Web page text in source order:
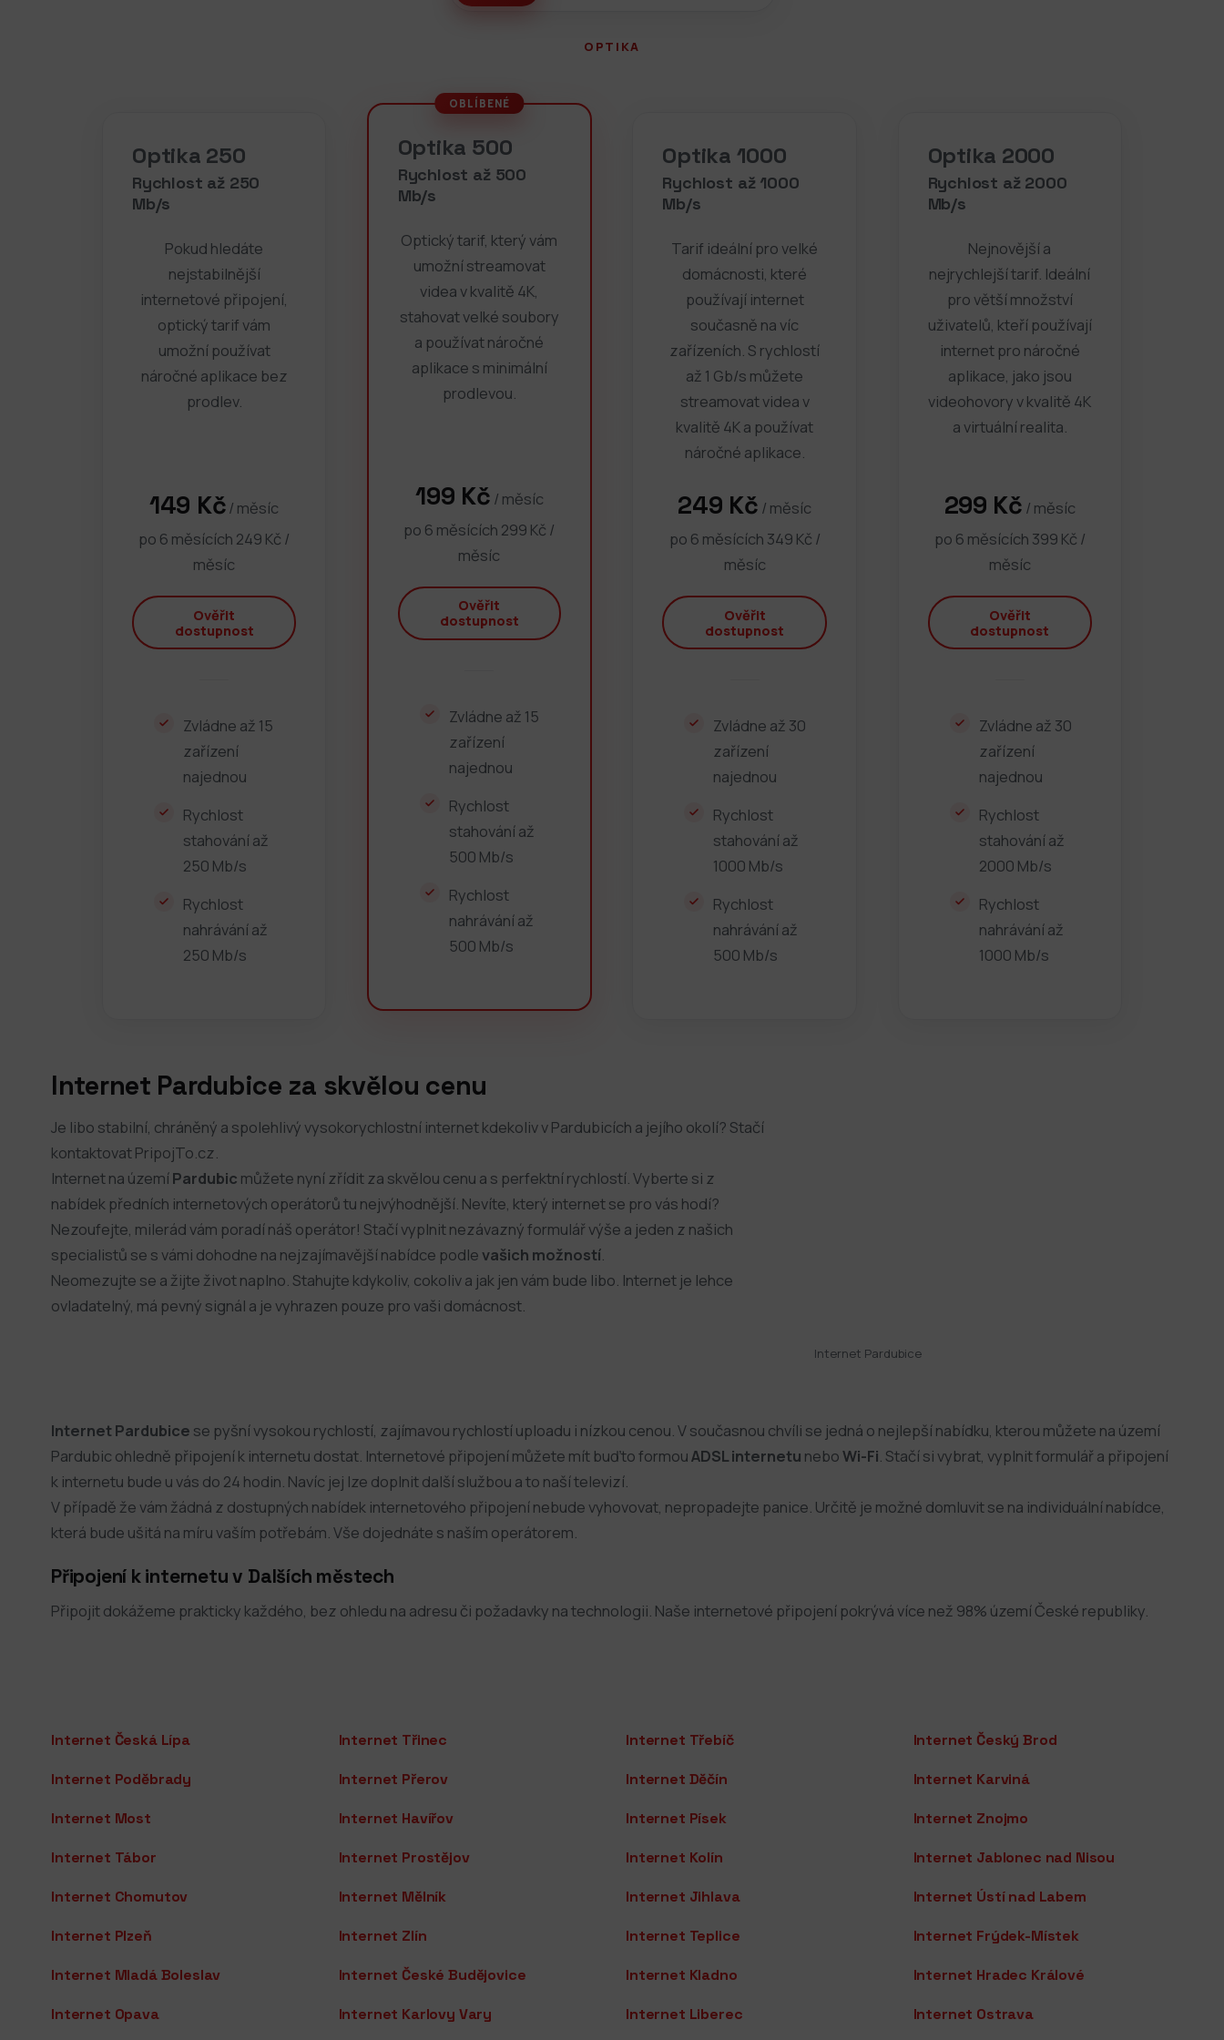
OPTIKA
Optika 250
Rychlost až 250
Mb/s
Pokud hledáte
nejstabilnější
internetové připojení,
optický tarif vám
umožní používat
náročné aplikace bez
prodlev.
149 Kč/ měsíc
po 6 měsících 249 Kč /
měsíc
Ověřit
dostupnost
Zvládne až 15
zařízení
najednou
Rychlost
stahování až
250 Mb/s
Rychlost
nahrávání až
250 Mb/s
Optika 500
Rychlost až 500
Mb/s
Optický tarif, který vám
umožní streamovat
videa v kvalitě 4K,
stahovat velké soubory
a používat náročné
aplikace s minimální
prodlevou.
199 Kč / měsíc
po 6 měsících 299 Kč /
měsíc
Ověřit
dostupnost
Zvládne až 15
zařízení
najednou
Rychlost
stahování až
500 Mb/s
Rychlost
nahrávání až
500 Mb/s
Optika 1000
Rychlost až 1000
Mb/s
Tarif ideální pro velké
domácnosti, které
používají internet
současně na víc
zařízeních. S rychlostí
až 1 Gb/s můžete
streamovat videa v
kvalitě 4K a používat
náročné aplikace.
249 Kč / měsíc
po 6 měsících 349 Kč /
měsíc
Ověřit
dostupnost
Zvládne až 30
zařízení
najednou
Rychlost
stahování až
1000 Mb/s
Rychlost
nahrávání až
500 Mb/s
Optika 2000
Rychlost až 2000
Mb/s
Nejnovější a
nejrychlejší tarif. Ideální
pro větší množství
uživatelů, kteří používají
internet pro náročné
aplikace, jako jsou
videohovory v kvalitě 4K
a virtuální realita.
299 Kč / měsíc
po 6 měsících 399 Kč /
měsíc
Ověřit
dostupnost
Zvládne až 30
zařízení
najednou
Rychlost
stahování až
2000 Mb/s
Rychlost
nahrávání až
1000 Mb/s
Internet Pardubice za skvělou cenu
Je libo stabilní, chráněný a spolehlivý vysokorychlostní internet kdekoliv v Pardubicích a jejího okolí? Stačí
kontaktovat PripojTo.cz.
Internet na územíPardubic můžete nyní zřídit za skvělou cenu a s perfektní rychlostí. Vyberte si z
nabídek předních internetových operátorů tu nejvýhodnější. Nevíte, který internet se pro vás hodí?
Nezoufejte, milerád vám poradí náš operátor! Stačí vyplnit nezávazný formulář výše a jeden z našich
specialistů se s vámi dohodne na nejzajímavější nabídce podlevašich možností.
Neomezujte se a žijte život naplno. Stahujte kdykoliv, cokoliv a jak jen vám bude libo. Internet je lehce
ovladatelný, má pevný signál a je vyhrazen pouze pro vaši domácnost.
Internet Pardubice
Internet Pardubice se pyšní vysokou rychlostí, zajímavou rychlostí uploadu i nízkou cenou. V současnou chvíli se jedná o nejlepší nabídku, kterou můžete na území
Pardubic ohledně připojení k internetu dostat. Internetové připojení můžete mít buďto formouADSL internetu neboWi-Fi. Stačí si vybrat, vyplnit formulář a připojení
k internetu bude u vás do 24 hodin. Navíc jej lze doplnit další službou a to naší televizí.
V případě že vám žádná z dostupných nabídek internetového připojení nebude vyhovovat, nepropadejte panice. Určitě je možné domluvit se na individuální nabídce,
která bude ušitá na míru vaším potřebám. Vše dojednáte s naším operátorem.
Připojení k internetu v Dalších městech
Připojit dokážeme prakticky každého, bez ohledu na adresu či požadavky na technologii. Naše internetové připojení pokrývá více než 98% území České republiky.
Internet Česká Lípa Internet Třinec Internet Třebíč Internet Český Brod
Internet Poděbrady Internet Přerov Internet Děčín Internet Karviná
Internet Most Internet Havířov Internet Písek Internet Znojmo
Internet Tábor Internet Prostějov Internet Kolín Internet Jablonec nad Nisou
Internet Chomutov Internet Mělník Internet Jihlava Internet Ústí nad Labem
Internet Plzeň Internet Zlín Internet Teplice Internet Frýdek-Místek
Internet Mladá Boleslav Internet České Budějovice Internet Kladno Internet Hradec Králové
Internet Opava Internet Karlovy Vary Internet Liberec Internet Ostrava